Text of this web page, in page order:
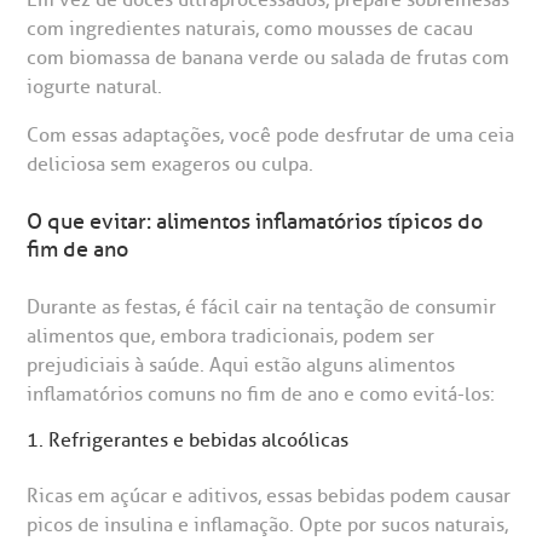
com ingredientes naturais, como mousses de cacau
com biomassa de banana verde ou salada de frutas com
iogurte natural.
Com essas adaptações, você pode desfrutar de uma ceia
deliciosa sem exageros ou culpa.
O que evitar: alimentos inflamatórios típicos do
fim de ano
Durante as festas, é fácil cair na tentação de consumir
alimentos que, embora tradicionais, podem ser
prejudiciais à saúde. Aqui estão alguns alimentos
inflamatórios comuns no fim de ano e como evitá-los:
1. Refrigerantes e bebidas alcoólicas
Ricas em açúcar e aditivos, essas bebidas podem causar
picos de insulina e inflamação. Opte por sucos naturais,